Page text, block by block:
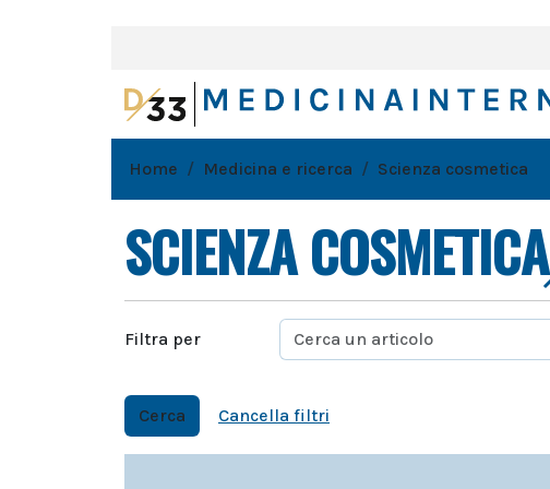
Home Medicina e ricerca Scienza cosmetica
SCIENZA COSMETICA
Filtra per
Cerca Cancella filtri